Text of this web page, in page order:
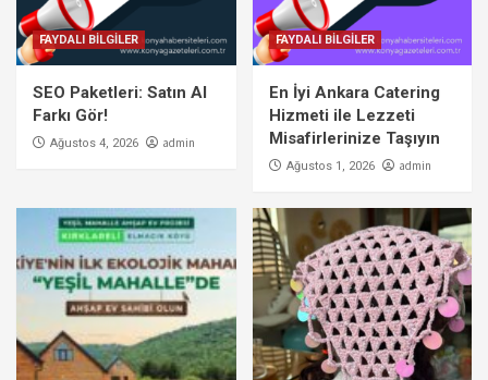
FAYDALI BİLGİLER
SEO Paketleri: Satın Al
Farkı Gör!
Ağustos 4, 2026 admin
FAYDALI BİLGİLER
En İyi Ankara Catering
Hizmeti ile Lezzeti
Misafirlerinize Taşıyın
Ağustos 1, 2026 admin